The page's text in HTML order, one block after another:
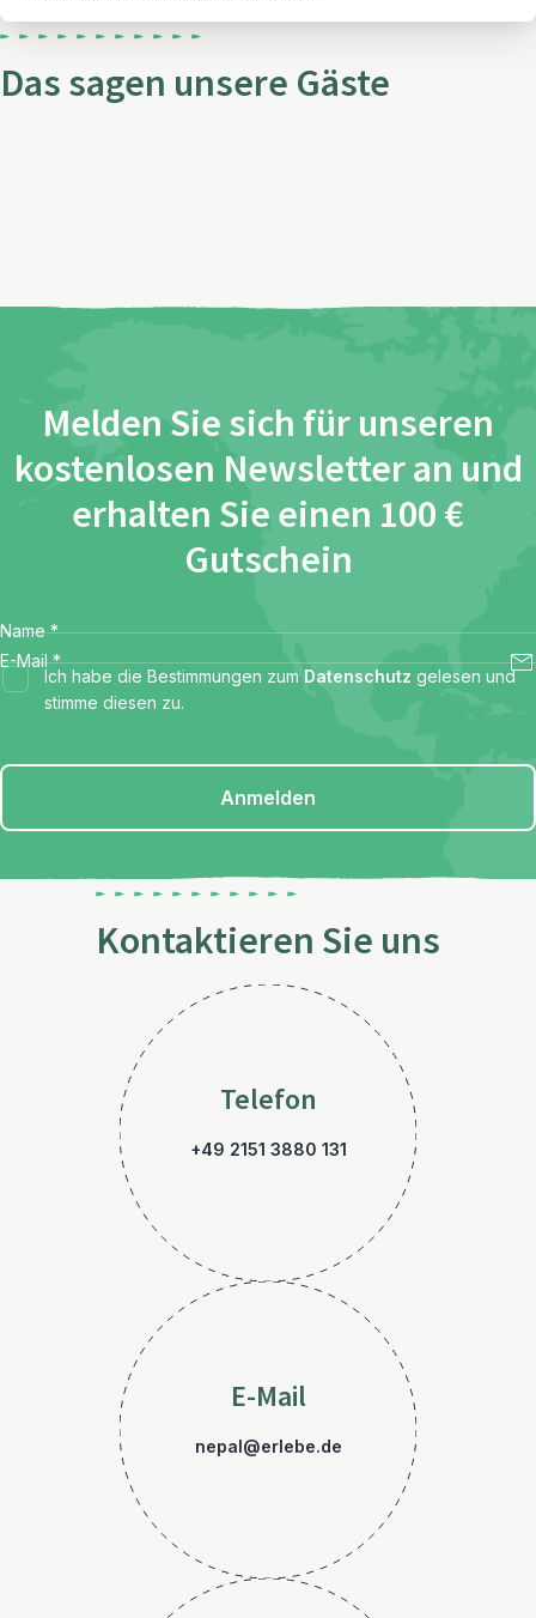
Das sagen unsere Gäste
Melden Sie sich für unseren
kostenlosen Newsletter an und
erhalten Sie einen 100 €
Gutschein
Name *
E-Mail *
Ich habe die Bestimmungen zum Datenschutz gelesen und
stimme diesen zu.
Anmelden
Kontaktieren Sie uns
Telefon
+49 2151 3880 131
E-Mail
nepal@erlebe.de